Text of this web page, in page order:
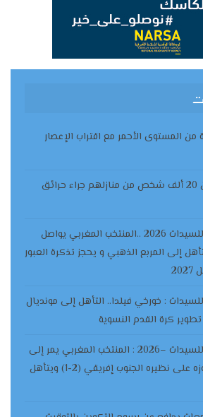
من المستوى الأحمر مع اقتراب الإعصار
كندا: إجلاء أكثر من 20 ألف شخص من منازلهم جراء حرائق
كأس أمم إفريقيا للسيدات 2026 ..المنتخب المغربي يواصل
إلى المربع الذهبي و يحجز تذكرة العبور
: خورخي فيلدا.. التأهل إلى مونديال
كأس أمم إفريقيا للسيدات –2026 : المنتخب المغربي يمر إلى
دور النصف عقب فوزه على نظيره الجنوب إفريقي (2-1) ويتأهل